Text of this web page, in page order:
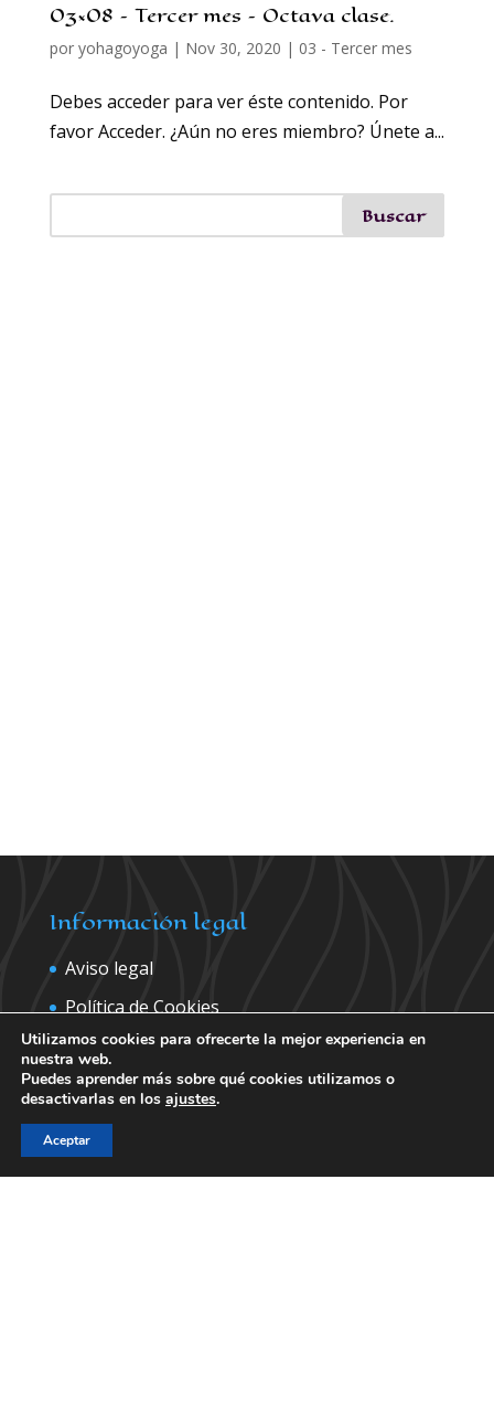
03×08 – Tercer mes – Octava clase.
por yohagoyoga | Nov 30, 2020 | 03 - Tercer mes
Debes acceder para ver éste contenido. Por
favor Acceder. ¿Aún no eres miembro? Únete a...
Información legal
Aviso legal
Política de Cookies
Política de privacidad
Contáctanos para más información
Utilizamos cookies para ofrecerte la mejor experiencia en
nuestra web.
Puedes aprender más sobre qué cookies utilizamos o
desactivarlas en los ajustes.
Aceptar